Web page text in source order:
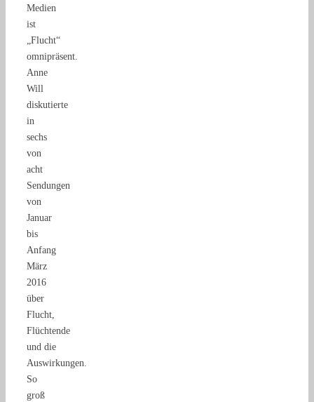
Medien
ist
„Flucht“
omnipräsent.
Anne
Will
diskutierte
in
sechs
von
acht
Sendungen
von
Januar
bis
Anfang
März
2016
über
Flucht,
Flüchtende
und die
Auswirkungen.
So
groß